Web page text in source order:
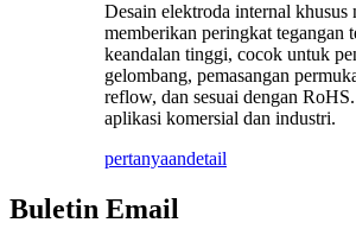
Desain elektroda internal khusus
memberikan peringkat tegangan
keandalan tinggi, cocok untuk
gelombang, pemasangan
reflow, dan sesuai dengan
aplikasi komersial dan industri.
pertanyaandetail
Buletin Email